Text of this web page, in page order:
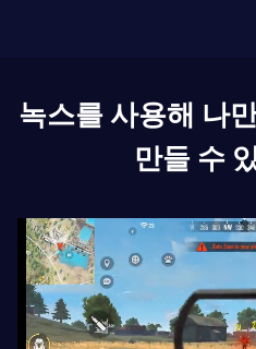
녹스를 사용해 나
만들 수